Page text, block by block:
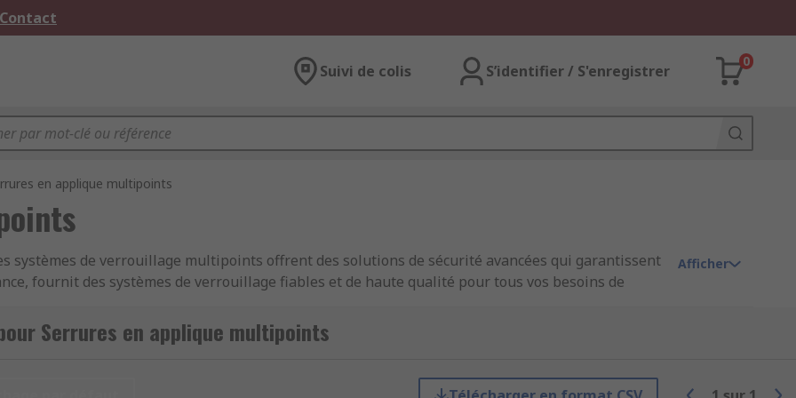
Suivi de colis S’identifier / S'enregistrer
0
en applique multipoints
systèmes de verrouillage multipoints offrent des solutions de sécurité avancées qui garantissent
fournit des systèmes de verrouillage fiables et de haute qualité pour tous vos besoins de
multipoints :
fournissent un niveau de sécurité plus élevé en sécurisant la porte ou la fenêtre à
Afficher
Serrures en applique multipoints